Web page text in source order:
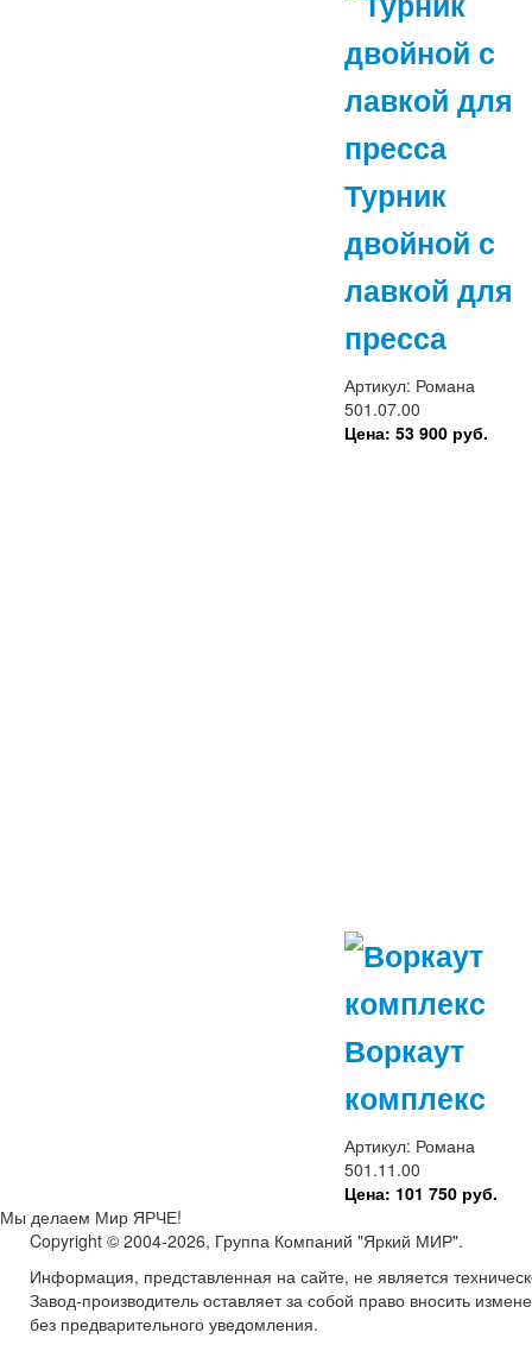
Турник
двойной с
лавкой для
пресса
Артикул: Романа
501.07.00
Цена: 53 900 руб.
Воркаут
комплекс
Артикул: Романа
501.11.00
Цена: 101 750 руб.
Мы делаем Мир ЯРЧЕ!
Copyright © 2004-2026, Группа Компаний "Яркий МИР".
Информация, представленная на сайте, не является
Завод-производитель оставляет за собой право вносить
без предварительного уведомления.